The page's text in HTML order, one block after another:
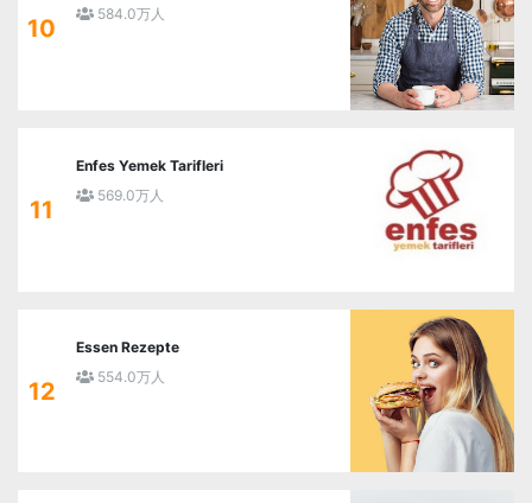
10
584.0万人
11
Enfes Yemek Tarifleri
569.0万人
12
Essen Rezepte
554.0万人